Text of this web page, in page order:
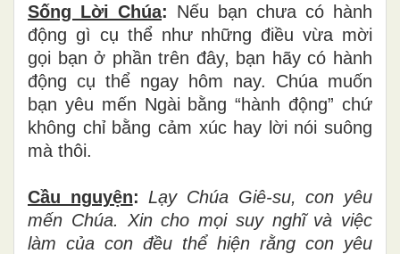
Sống Lời Chúa: Nếu bạn chưa có hành
động gì cụ thể như những điều vừa mời
gọi bạn ở phần trên đây, bạn hãy có hành
động cụ thể ngay hôm nay. Chúa muốn
bạn yêu mến Ngài bằng “hành động” chứ
không chỉ bằng cảm xúc hay lời nói suông
mà thôi.
Cầu nguyện: Lạy Chúa Giê-su, con yêu
mến Chúa. Xin cho mọi suy nghĩ và việc
làm của con đều thể hiện rằng con yêu